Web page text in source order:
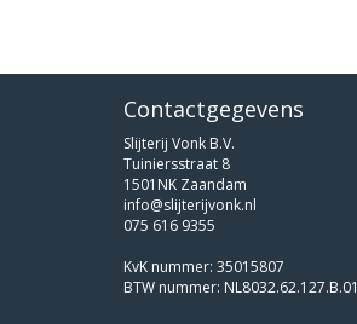
Contactgegevens
Slijterij Vonk B.V.
Tuiniersstraat 8
1501NK Zaandam
info@slijterijvonk.nl
075 616 9355
KvK nummer: 35015807
BTW nummer: NL8032.62.127.B.01